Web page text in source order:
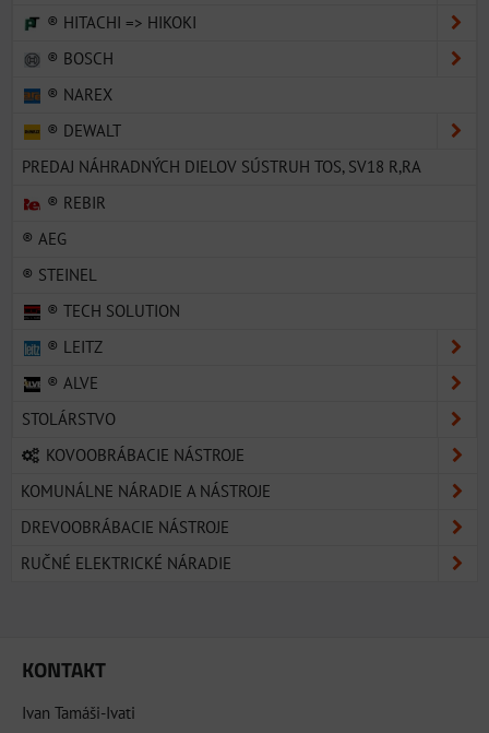
® HITACHI => HIKOKI
® BOSCH
® NAREX
® DEWALT
PREDAJ NÁHRADNÝCH DIELOV SÚSTRUH TOS, SV18 R,RA
® REBIR
® AEG
® STEINEL
® TECH SOLUTION
® LEITZ
® ALVE
STOLÁRSTVO
KOVOOBRÁBACIE NÁSTROJE
KOMUNÁLNE NÁRADIE A NÁSTROJE
DREVOOBRÁBACIE NÁSTROJE
RUČNÉ ELEKTRICKÉ NÁRADIE
KONTAKT
Ivan Tamáši-Ivati